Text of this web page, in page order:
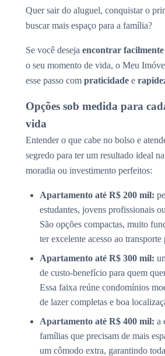
Quer sair do aluguel, conquistar o
buscar mais espaço para a família?
Se você deseja encontrar facilmente
o seu momento de vida, o Meu
esse passo com praticidade e
Opções sob medida para
vida
Entender o que cabe no bolso e
segredo para ter um resultado ideal
moradia ou investimento perfeitos:
Apartamento até R$ 200 mil:
estudantes, jovens profissionais
São opções compactas, muito
ter excelente acesso ao
Apartamento até R$ 300 mil:
de custo-benefício para quem
Essa faixa reúne condomínios
de lazer completas e boa
Apartamento até R$ 400 mil: a
famílias que precisam de mais
um cômodo extra, garantindo